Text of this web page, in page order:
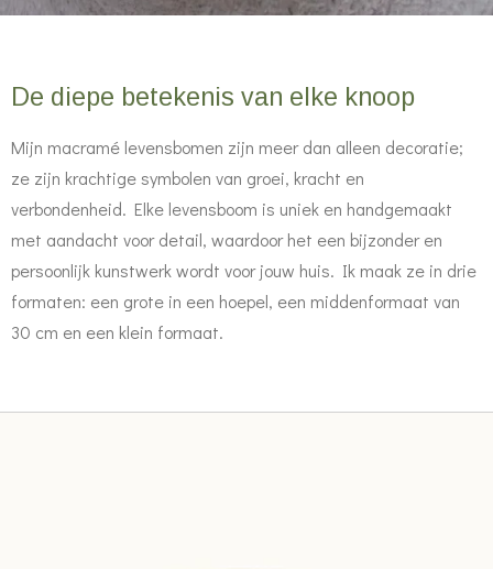
De diepe betekenis van elke knoop
Mijn macramé levensbomen zijn meer dan alleen decoratie;
ze zijn krachtige symbolen van groei, kracht en
verbondenheid. Elke levensboom is uniek en handgemaakt
met aandacht voor detail, waardoor het een bijzonder en
persoonlijk kunstwerk wordt voor jouw huis. Ik maak ze in drie
formaten: een grote in een hoepel, een middenformaat van
30 cm en een klein formaat.